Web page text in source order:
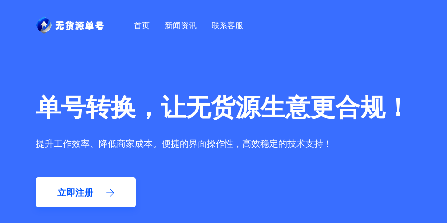
首页 新闻资讯 联系客服
单号转换，让无货源生意更合规！
提升工作效率、降低商家成本。便捷的界面操作性，高效稳定的技术支持！
立即注册